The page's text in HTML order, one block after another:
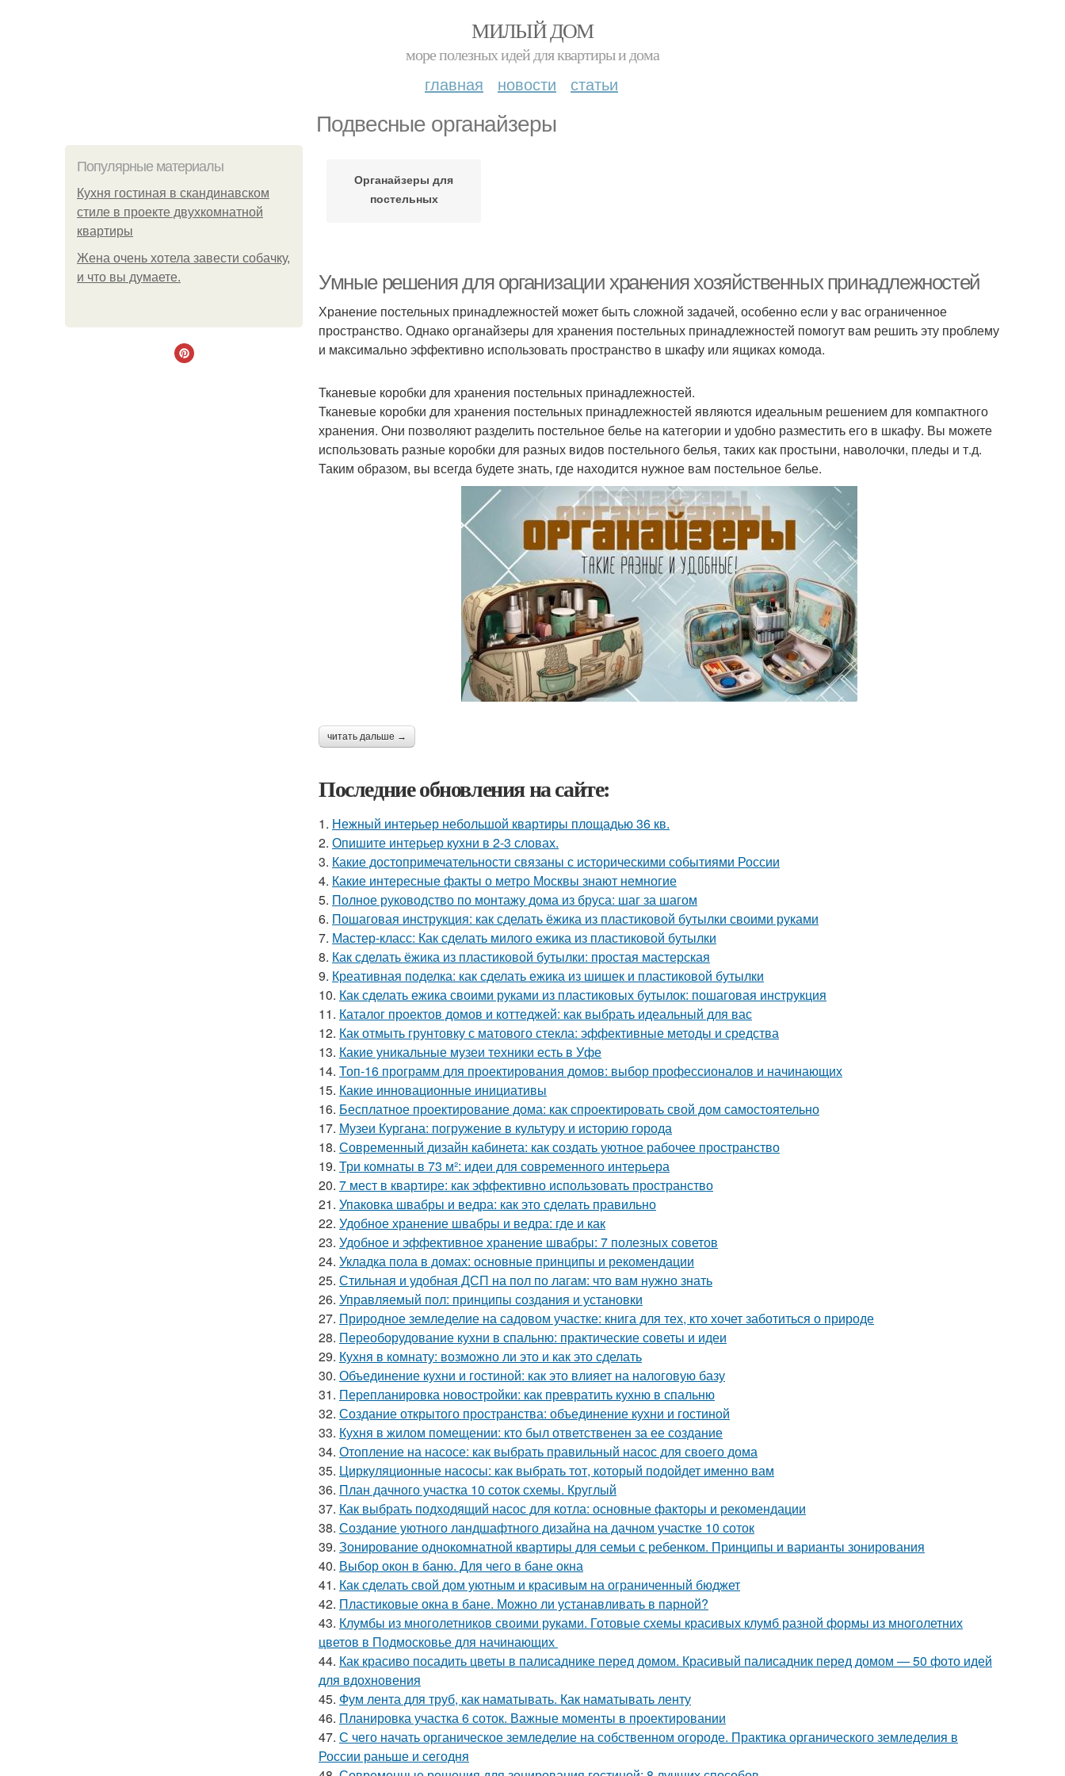
МИЛЫЙ ДОМ
море полезных идей для квартиры и дома
главная новости статьи
Подвесные органайзеры
Популярные материалы
Кухня гостиная в скандинавском
стиле в проекте двухкомнатной
квартиры
Жена очень хотела завести собачку,
и что вы думаете.
Органайзеры для
постельных
Умные решения для организации хранения хозяйственных принадлежностей
Хранение постельных принадлежностей может быть сложной задачей, особенно если у вас ограниченное
пространство. Однако органайзеры для хранения постельных принадлежностей помогут вам решить эту проблему
и максимально эффективно использовать пространство в шкафу или ящиках комода.
Тканевые коробки для хранения постельных принадлежностей.
Тканевые коробки для хранения постельных принадлежностей являются идеальным решением для компактного
хранения. Они позволяют разделить постельное белье на категории и удобно разместить его в шкафу. Вы можете
использовать разные коробки для разных видов постельного белья, таких как простыни, наволочки, пледы и т.д.
Таким образом, вы всегда будете знать, где находится нужное вам постельное белье.
читать дальше →
Последние обновления на сайте:
1. Нежный интерьер небольшой квартиры площадью 36 кв.
2. Опишите интерьер кухни в 2-3 словах.
3. Какие достопримечательности связаны с историческими событиями России
4. Какие интересные факты о метро Москвы знают немногие
5. Полное руководство по монтажу дома из бруса: шаг за шагом
6. Пошаговая инструкция: как сделать ёжика из пластиковой бутылки своими руками
7. Мастер-класс: Как сделать милого ежика из пластиковой бутылки
8. Как сделать ёжика из пластиковой бутылки: простая мастерская
9. Креативная поделка: как сделать ежика из шишек и пластиковой бутылки
10. Как сделать ежика своими руками из пластиковых бутылок: пошаговая инструкция
11. Каталог проектов домов и коттеджей: как выбрать идеальный для вас
12. Как отмыть грунтовку с матового стекла: эффективные методы и средства
13. Какие уникальные музеи техники есть в Уфе
14. Топ-16 программ для проектирования домов: выбор профессионалов и начинающих
15. Какие инновационные инициативы
16. Бесплатное проектирование дома: как спроектировать свой дом самостоятельно
17. Музеи Кургана: погружение в культуру и историю города
18. Современный дизайн кабинета: как создать уютное рабочее пространство
19. Три комнаты в 73 м²: идеи для современного интерьера
20. 7 мест в квартире: как эффективно использовать пространство
21. Упаковка швабры и ведра: как это сделать правильно
22. Удобное хранение швабры и ведра: где и как
23. Удобное и эффективное хранение швабры: 7 полезных советов
24. Укладка пола в домах: основные принципы и рекомендации
25. Стильная и удобная ДСП на пол по лагам: что вам нужно знать
26. Управляемый пол: принципы создания и установки
27. Природное земледелие на садовом участке: книга для тех, кто хочет заботиться о природе
28. Переоборудование кухни в спальню: практические советы и идеи
29. Кухня в комнату: возможно ли это и как это сделать
30. Объединение кухни и гостиной: как это влияет на налоговую базу
31. Перепланировка новостройки: как превратить кухню в спальню
32. Создание открытого пространства: объединение кухни и гостиной
33. Кухня в жилом помещении: кто был ответственен за ее создание
34. Отопление на насосе: как выбрать правильный насос для своего дома
35. Циркуляционные насосы: как выбрать тот, который подойдет именно вам
36. План дачного участка 10 соток схемы. Круглый
37. Как выбрать подходящий насос для котла: основные факторы и рекомендации
38. Создание уютного ландшафтного дизайна на дачном участке 10 соток
39. Зонирование однокомнатной квартиры для семьи с ребенком. Принципы и варианты зонирования
40. Выбор окон в баню. Для чего в бане окна
41. Как сделать свой дом уютным и красивым на ограниченный бюджет
42. Пластиковые окна в бане. Можно ли устанавливать в парной?
43. Клумбы из многолетников своими руками. Готовые схемы красивых клумб разной формы из многолетних
цветов в Подмосковье для начинающих
44. Как красиво посадить цветы в палисаднике перед домом. Красивый палисадник перед домом — 50 фото идей
для вдохновения
45. Фум лента для труб, как наматывать. Как наматывать ленту
46. Планировка участка 6 соток. Важные моменты в проектировании
47. С чего начать органическое земледелие на собственном огороде. Практика органического земледелия в
России раньше и сегодня